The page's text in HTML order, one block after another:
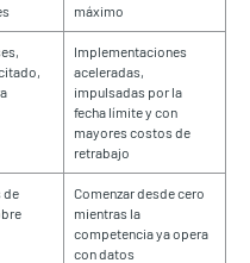
máximo
Implementaciones
aceleradas,
impulsadas por la
fecha límite y con
mayores costos de
retrabajo
de
Comenzar desde cero
mientras la
competencia ya opera
con datos